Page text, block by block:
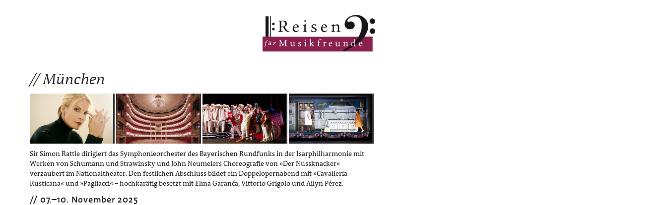
München
Sir Simon Rattle dirigiert das Symphonieorchester des Bayerischen Rundfunks in der Isarphilharmonie mit
Werken von Schumann und Strawinsky und John Neumeiers Choreografie von »Der Nussknacker«
verzaubert im Nationaltheater. Den festlichen Abschluss bildet ein Doppelopernabend mit »Cavalleria
Rusticana« und »Pagliacci« – hochkarätig besetzt mit Elīna Garanča, Vittorio Grigolo und Ailyn Pérez.
07.–10. November 2025